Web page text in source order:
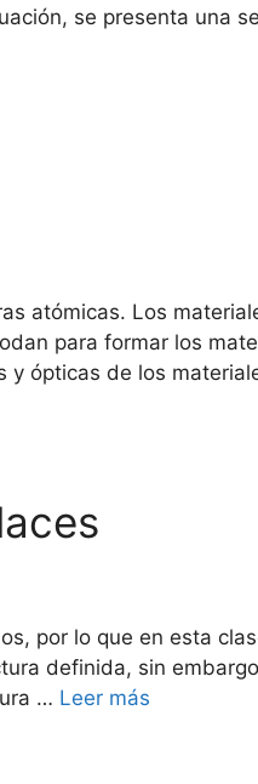
se presenta una
atómicas. Los
para formar los
y ópticas de los
por lo que en esta
definida, sin
… Leer más